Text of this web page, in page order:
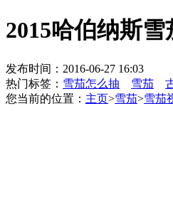
2015哈伯纳斯
发布时间：2016-06-27 16:03
热门标签： 雪茄怎么抽 雪茄
您当前的位置： 主页>雪茄>雪茄